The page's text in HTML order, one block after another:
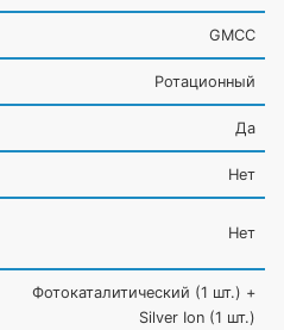
GMCC
Ротационный
Да
Нет
Нет
Фотокаталитический (1 шт.) +
Silver Ion (1 шт.)